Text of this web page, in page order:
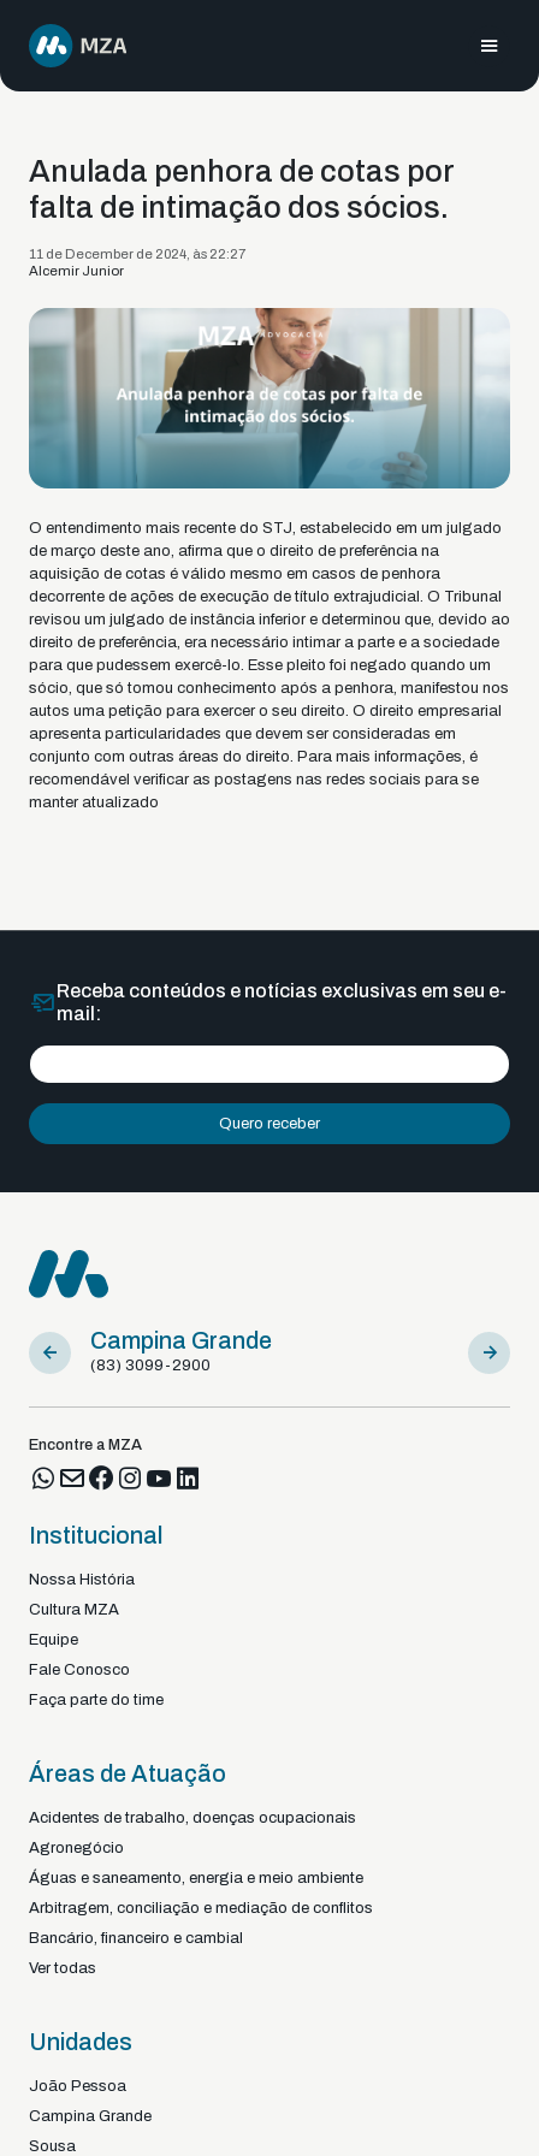
Anulada penhora de cotas por
falta de intimação dos sócios.
11 de December de 2024, às 22:27
Alcemir Junior
O entendimento mais recente do STJ, estabelecido em um julgado
de março deste ano, afirma que o direito de preferência na
aquisição de cotas é válido mesmo em casos de penhora
decorrente de ações de execução de título extrajudicial. O Tribunal
revisou um julgado de instância inferior e determinou que, devido ao
direito de preferência, era necessário intimar a parte e a sociedade
para que pudessem exercê-lo. Esse pleito foi negado quando um
sócio, que só tomou conhecimento após a penhora, manifestou nos
autos uma petição para exercer o seu direito. O direito empresarial
apresenta particularidades que devem ser consideradas em
conjunto com outras áreas do direito. Para mais informações, é
recomendável verificar as postagens nas redes sociais para se
manter atualizado
Receba conteúdos e notícias exclusivas em seu e-
mail:
Quero receber
Campina Grande
(83) 3099-2900
Sousa
(83)
Encontre a MZA
Institucional
Nossa História
Cultura MZA
Equipe
Fale Conosco
Faça parte do time
Áreas de Atuação
Acidentes de trabalho, doenças ocupacionais
Agronegócio
Águas e saneamento, energia e meio ambiente
Arbitragem, conciliação e mediação de conflitos
Bancário, financeiro e cambial
Ver todas
Unidades
João Pessoa
Campina Grande
Sousa